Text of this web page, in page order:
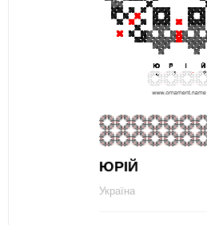
ЮРІЙ
Україна